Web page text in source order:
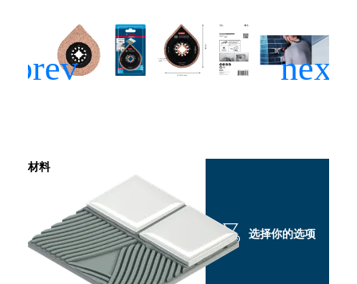
材料
选择你的选项